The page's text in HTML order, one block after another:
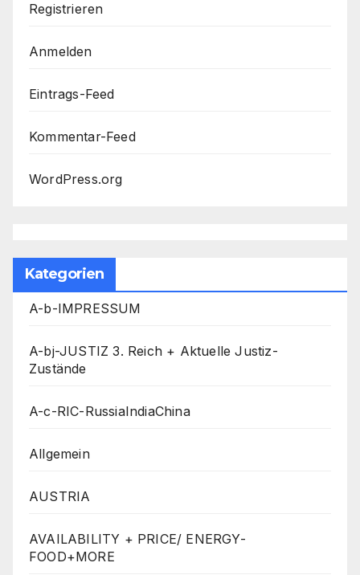
Registrieren
Anmelden
Eintrags-Feed
Kommentar-Feed
WordPress.org
Kategorien
A-b-IMPRESSUM
A-bj-JUSTIZ 3. Reich + Aktuelle Justiz-
Zustände
A-c-RIC-RussiaIndiaChina
Allgemein
AUSTRIA
AVAILABILITY + PRICE/ ENERGY-
FOOD+MORE